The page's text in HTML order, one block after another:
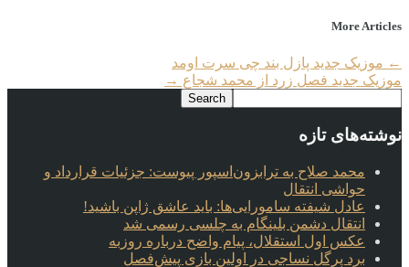
More Articles
← موزیک جدید پازل بند چی سرت اومد
موزیک جدید فصل زرد از محمد شجاع →
نوشته‌های تازه
محمد صلاح به ترابزون‌اسپور پیوست: جزئیات قرارداد و
حواشی انتقال
عادل شیفته سامورایی‌ها: باید عاشق ژاپن باشید!
انتقال دشمن بلینگام به چلسی رسمی شد
عکس اول استقلال، پیام واضح درباره روزبه
برد پرگل نساجی در اولین بازی پیش‌فصل